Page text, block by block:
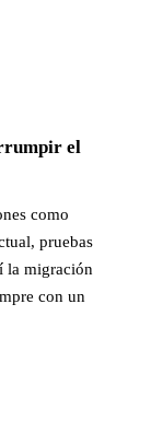
el
como
pruebas
la migración
con un